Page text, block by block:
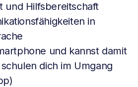
und Hilfsbereitschaft
in
und kannst damit
dich im Umgang